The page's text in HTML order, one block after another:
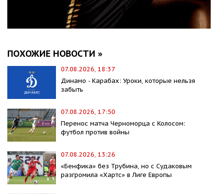
ПОХОЖИЕ НОВОСТИ »
07.08.2026, 18:37
Динамо - Карабах: Уроки, которые нельзя
забыть
07.08.2026, 17:50
Перенос матча Черноморца с Колосом:
футбол против войны
07.08.2026, 13:26
«Бенфика» без Трубина, но с Судаковым
разгромила «Хартс» в Лиге Европы